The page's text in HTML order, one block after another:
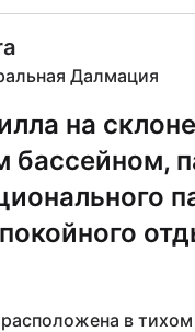
Далмация
на
бассейном,
в